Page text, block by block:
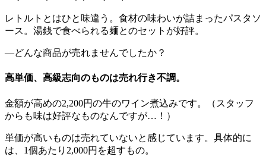
レトルトとはひと味違う。食材の味わいが詰まったパスタソ
ース。湯銭で食べられる麺とのセットが好評。
―どんな商品が売れませんでしたか？
高単価、高級志向のものは売れ行き不調。
金額が高めの2,200円の牛のワイン煮込みです。（スタッフ
からも味は好評なものなんですが…！）
単価が高いものは売れていないと感じています。具体的に
は、1個あたり2,000円を超すもの。